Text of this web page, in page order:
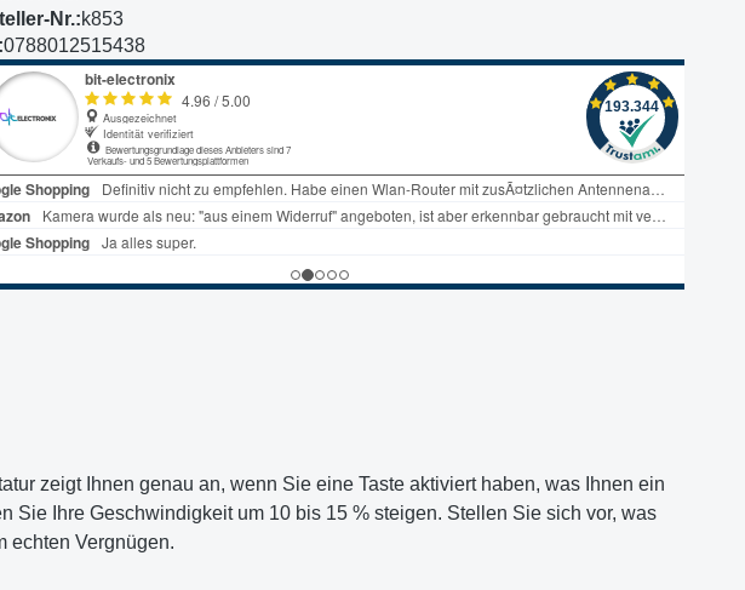
Nr.:k853
0788012515438
zeigt Ihnen genau an, wenn Sie eine Taste aktiviert haben, was Ihnen ein
Ihre Geschwindigkeit um 10 bis 15 % steigen. Stellen Sie sich vor, was
echten Vergnügen.